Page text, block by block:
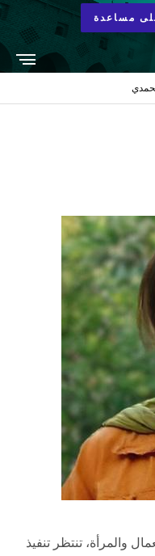
مساعدة
والمرأة، تنتظر تنفيذ